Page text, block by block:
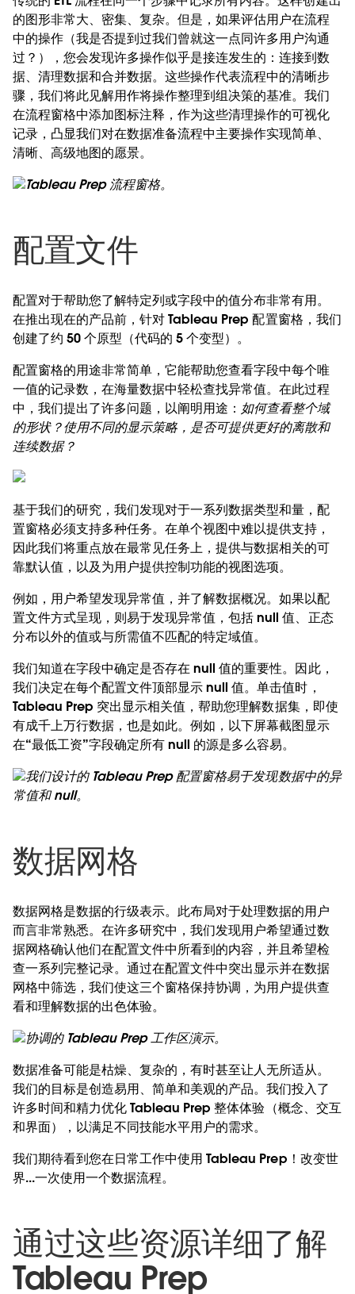
的图形非常大、密集、复杂。但是，如果评估用户在流程
中的操作（我是否提到过我们曾就这一点同许多用户沟通
过？），您会发现许多操作似乎是接连发生的：连接到数
据、清理数据和合并数据。这些操作代表流程中的清晰步
骤，我们将此见解用作将操作整理到组决策的基准。我们
在流程窗格中添加图标注释，作为这些清理操作的可视化
记录，凸显我们对在数据准备流程中主要操作实现简单、
清晰、高级地图的愿景。
Tableau Prep 流程窗格。
配置文件
配置对于帮助您了解特定列或字段中的值分布非常有用。
在推出现在的产品前，针对 Tableau Prep 配置窗格，我们
创建了约 50 个原型（代码的 5 个变型）。
配置窗格的用途非常简单，它能帮助您查看字段中每个唯
一值的记录数，在海量数据中轻松查找异常值。在此过程
中，我们提出了许多问题，以阐明用途： 如何查看整个域
的形状？使用不同的显示策略，是否可提供更好的离散和
连续数据？
基于我们的研究，我们发现对于一系列数据类型和量，配
置窗格必须支持多种任务。在单个视图中难以提供支持，
因此我们将重点放在最常见任务上，提供与数据相关的可
靠默认值，以及为用户提供控制功能的视图选项。
例如，用户希望发现异常值，并了解数据概况。如果以配
置文件方式呈现，则易于发现异常值，包括 null 值、正态
分布以外的值或与所需值不匹配的特定域值。
我们知道在字段中确定是否存在 null 值的重要性。因此，
我们决定在每个配置文件顶部显示 null 值。单击值时，
Tableau Prep 突出显示相关值，帮助您理解数据集，即使
有成千上万行数据，也是如此。例如，以下屏幕截图显示
在“最低工资”字段确定所有 null 的源是多么容易。
我们设计的 Tableau Prep 配置窗格易于发现数据中的异
常值和 null。
数据网格
数据网格是数据的行级表示。此布局对于处理数据的用户
而言非常熟悉。在许多研究中，我们发现用户希望通过数
据网格确认他们在配置文件中所看到的内容，并且希望检
查一系列完整记录。通过在配置文件中突出显示并在数据
网格中筛选，我们使这三个窗格保持协调，为用户提供查
看和理解数据的出色体验。
协调的 Tableau Prep 工作区演示。
数据准备可能是枯燥、复杂的，有时甚至让人无所适从。
我们的目标是创造易用、简单和美观的产品。我们投入了
许多时间和精力优化 Tableau Prep 整体体验（概念、交互
和界面），以满足不同技能水平用户的需求。
我们期待看到您在日常工作中使用 Tableau Prep！改变世
界...一次使用一个数据流程。
通过这些资源详细了解
Tableau Prep